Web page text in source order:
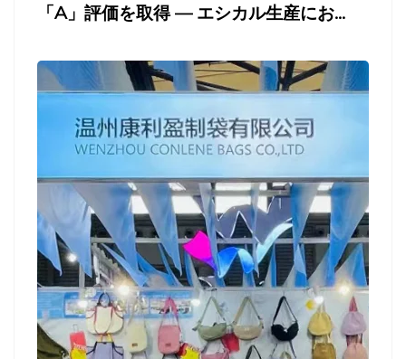
「A」評価を取得 ― エシカル生産にお...